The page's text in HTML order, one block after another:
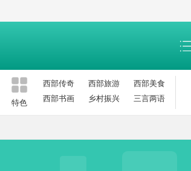
特色
西部传奇 西部旅游
西部美食
西部书画
乡村振兴 三言两语